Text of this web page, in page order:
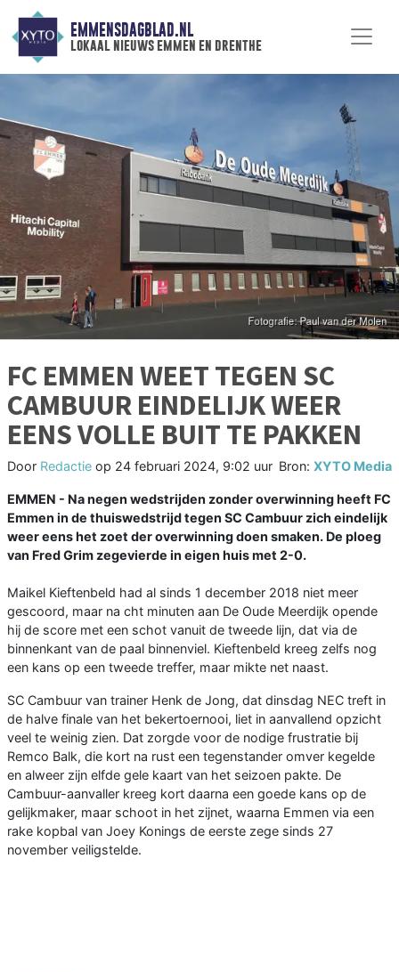
EMMENSDAGBLAD.NL
lokaal nieuws emmen en drenthe
FC EMMEN WEET TEGEN SC
CAMBUUR EINDELIJK WEER
EENS VOLLE BUIT TE PAKKEN
Door Redactie op 24 februari 2024, 9:02 uur Bron: XYTO Media
EMMEN - Na negen wedstrijden zonder overwinning heeft FC
Emmen in de thuiswedstrijd tegen SC Cambuur zich eindelijk
weer eens het zoet der overwinning doen smaken. De ploeg
van Fred Grim zegevierde in eigen huis met 2-0.
Maikel Kieftenbeld had al sinds 1 december 2018 niet meer
gescoord, maar na cht minuten aan De Oude Meerdijk opende
hij de score met een schot vanuit de tweede lijn, dat via de
binnenkant van de paal binnenviel. Kieftenbeld kreeg zelfs nog
een kans op een tweede treffer, maar mikte net naast.
SC Cambuur van trainer Henk de Jong, dat dinsdag NEC treft in
de halve finale van het bekertoernooi, liet in aanvallend opzicht
veel te weinig zien. Dat zorgde voor de nodige frustratie bij
Remco Balk, die kort na rust een tegenstander omver kegelde
en alweer zijn elfde gele kaart van het seizoen pakte. De
Cambuur-aanvaller kreeg kort daarna een goede kans op de
gelijkmaker, maar schoot in het zijnet, waarna Emmen via een
rake kopbal van Joey Konings de eerste zege sinds 27
november veiligstelde.